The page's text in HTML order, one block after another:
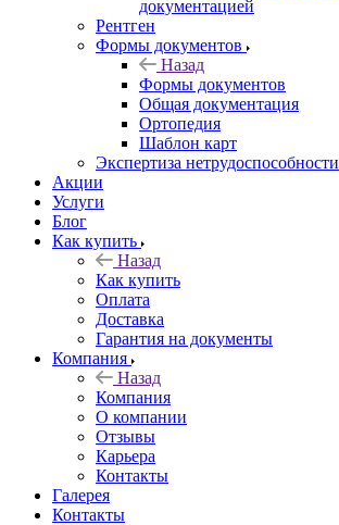
документацией
Рентген
Формы документов
Назад
Формы документов
Общая документация
Ортопедия
Шаблон карт
Экспертиза нетрудоспособности
Акции
Услуги
Блог
Как купить
Назад
Как купить
Оплата
Доставка
Гарантия на документы
Компания
Назад
Компания
О компании
Отзывы
Карьера
Контакты
Галерея
Контакты